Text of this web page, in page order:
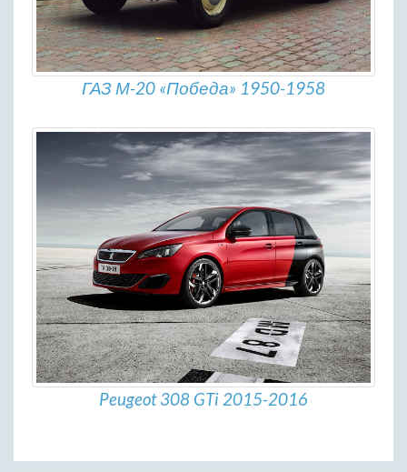
ГАЗ М-20 «Победа» 1950-1958
Peugeot 308 GTi 2015-2016